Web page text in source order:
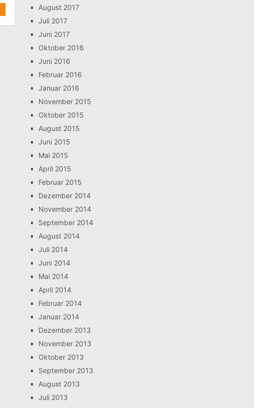
August 2017
Juli 2017
Juni 2017
Oktober 2016
Juni 2016
Februar 2016
Januar 2016
November 2015
Oktober 2015
August 2015
Juni 2015
Mai 2015
April 2015
Februar 2015
Dezember 2014
November 2014
September 2014
August 2014
Juli 2014
Juni 2014
Mai 2014
April 2014
Februar 2014
Januar 2014
Dezember 2013
November 2013
Oktober 2013
September 2013
August 2013
Juli 2013